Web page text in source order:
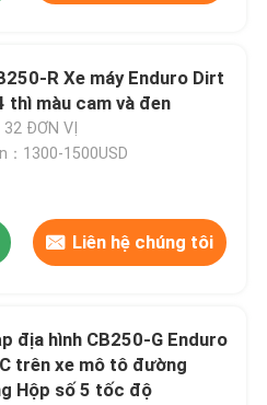
R Xe máy Enduro Dirt
thì màu cam và đen
32 ĐƠN VỊ
：1300-1500USD
Liên hệ chúng tôi
địa hình CB250-G Enduro
trên xe mô tô đường
Hộp số 5 tốc độ